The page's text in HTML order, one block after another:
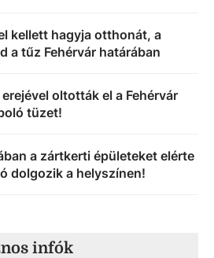
kellett hagyja otthonát, a
a tűz Fehérvár határában
oltották el a Fehérvár
tüzet!
a zártkerti épületeket elérte
dolgozik a helyszínen!
infók